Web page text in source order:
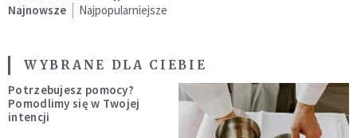
Najnowsze Najpopularniejsze
WYBRANE DLA CIEBIE
Potrzebujesz pomocy?
Pomodlimy się w Twojej
intencji